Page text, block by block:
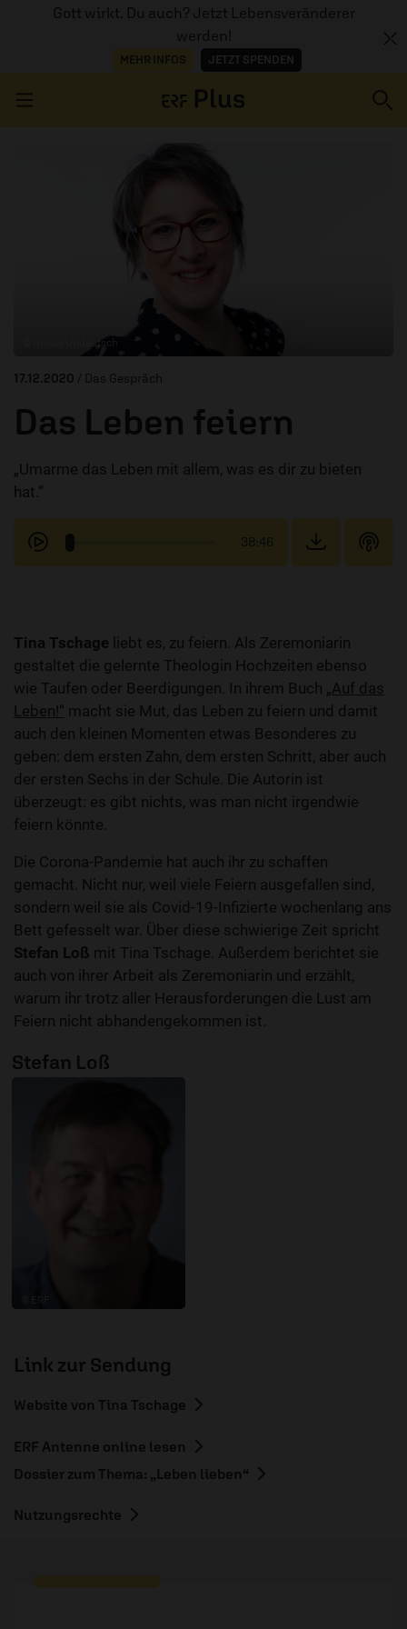
Gott wirkt. Du auch? Jetzt Lebensveränderer
werden!
MEHR INFOS JETZT SPENDEN
17.12.2020 / Das Gespräch
Das Leben feiern
„Umarme das Leben mit allem, was es dir zu bieten
hat.“
38:46
Tina Tschage liebt es, zu feiern. Als Zeremoniarin
gestaltet die gelernte Theologin Hochzeiten ebenso
wie Taufen oder Beerdigungen. In ihrem Buch „Auf das
Leben!“ macht sie Mut, das Leben zu feiern und damit
auch den kleinen Momenten etwas Besonderes zu
geben: dem ersten Zahn, dem ersten Schritt, aber auch
der ersten Sechs in der Schule. Die Autorin ist
überzeugt: es gibt nichts, was man nicht irgendwie
feiern könnte.
Die Corona-Pandemie hat auch ihr zu schaffen
gemacht. Nicht nur, weil viele Feiern ausgefallen sind,
sondern weil sie als Covid-19-Infizierte wochenlang ans
Bett gefesselt war. Über diese schwierige Zeit spricht
Stefan Loß mit Tina Tschage. Außerdem berichtet sie
auch von ihrer Arbeit als Zeremoniarin und erzählt,
warum ihr trotz aller Herausforderungen die Lust am
Feiern nicht abhandengekommen ist.
Stefan Loß
Link zur Sendung
Website von Tina Tschage
ERF Antenne online lesen
Dossier zum Thema: „Leben lieben“
Nutzungsrechte